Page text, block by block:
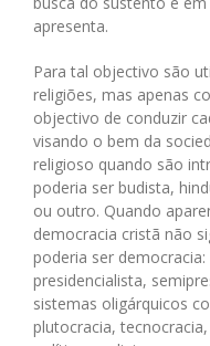
apresenta.
Para tal objectivo são
religiões, mas apenas
objectivo de conduzir
visando o bem da
religioso quando são
poderia ser budista,
ou outro. Quando
democracia cristã não
poderia ser
presidencialista,
sistemas oligárquicos
plutocracia,